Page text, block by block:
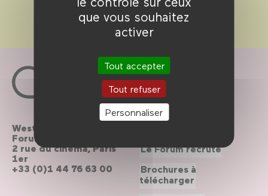
que vous souhaitez
activer
Tout accepter
Tout refuser
Personnaliser
Westfield
Forum des Halles
2 rue du cinéma, Paris
1er
+33 (0)1 44 76 63 00
Le Forum recrute
Brochures à
télécharger